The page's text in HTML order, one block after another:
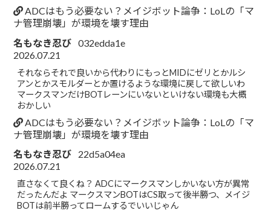
ADCはもう必要ない？メイジボット論争：LoLの「マ
ナ管理崩壊」が環境を壊す理由
名もなき忍び 032edda1e
2026.07.21
それならそれで良いから代わりにもっとMIDにゼリとかルシ
アンとかスモルダーとか置けるような環境に戻して欲しいわ
マークスマンだけBOTレーンにいないといけない環境も大概
おかしい
ADCはもう必要ない？メイジボット論争：LoLの「マ
ナ管理崩壊」が環境を壊す理由
名もなき忍び
22d5a04ea
2026.07.21
直さなくて良くね？ ADCにマークスマンしかいない方が異常
だったんだよ マークスマンBOTはCS取って後半勝つ、メイジ
BOTは前半勝ってロームするでいいじゃん